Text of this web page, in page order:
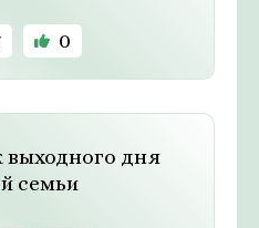
0
выходного дня
семьи